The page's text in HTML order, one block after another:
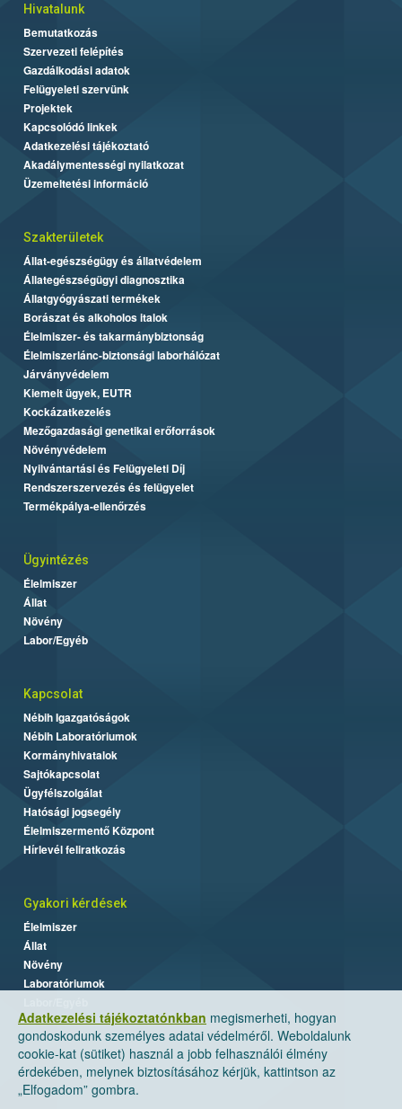
Adatkezelési tájékoztatónkban megismerheti, hogyan
gondoskodunk személyes adatai védelméről. Weboldalunk
cookie-kat (sütiket) használ a jobb felhasználói élmény
érdekében, melynek biztosításához kérjük, kattintson az
„Elfogadom” gombra.
Hivatalunk
Bemutatkozás
Szervezeti felépítés
Gazdálkodási adatok
Felügyeleti szervünk
Projektek
Kapcsolódó linkek
Adatkezelési tájékoztató
Akadálymentességi nyilatkozat
Üzemeltetési információ
Szakterületek
Állat-egészségügy és állatvédelem
Állategészségügyi diagnosztika
Állatgyógyászati termékek
Borászat és alkoholos italok
Élelmiszer- és takarmánybiztonság
Élelmiszerlánc-biztonsági laborhálózat
Járványvédelem
Kiemelt ügyek, EUTR
Kockázatkezelés
Mezőgazdasági genetikai erőforrások
Növényvédelem
Nyilvántartási és Felügyeleti Díj
Rendszerszervezés és felügyelet
Termékpálya-ellenőrzés
Ügyintézés
Élelmiszer
Állat
Növény
Labor/Egyéb
Kapcsolat
Nébih Igazgatóságok
Nébih Laboratóriumok
Kormányhivatalok
Sajtókapcsolat
Ügyfélszolgálat
Hatósági jogsegély
Élelmiszermentő Központ
Hírlevél feliratkozás
Gyakori kérdések
Élelmiszer
Állat
Növény
Laboratóriumok